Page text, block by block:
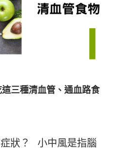
三種清血管、通血路食
狀？ 小中風是指腦